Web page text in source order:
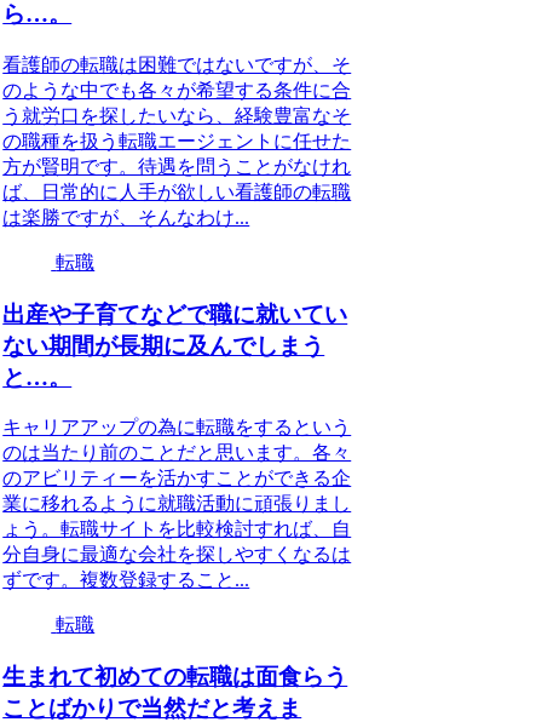
ら…。
看護師の転職は困難ではないですが、そ
のような中でも各々が希望する条件に合
う就労口を探したいなら、経験豊富なそ
の職種を扱う転職エージェントに任せた
方が賢明です。待遇を問うことがなけれ
ば、日常的に人手が欲しい看護師の転職
は楽勝ですが、そんなわけ...
転職
出産や子育てなどで職に就いてい
ない期間が長期に及んでしまう
と…。
キャリアアップの為に転職をするという
のは当たり前のことだと思います。各々
のアビリティーを活かすことができる企
業に移れるように就職活動に頑張りまし
ょう。転職サイトを比較検討すれば、自
分自身に最適な会社を探しやすくなるは
ずです。複数登録すること...
転職
生まれて初めての転職は面食らう
ことばかりで当然だと考えま